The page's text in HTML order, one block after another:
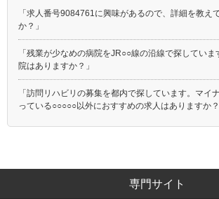
「求人番号9084761に興味があるので、詳細を教え
か？」
「残業が少なめの病院をJR○○線の沿線で探してい
院はありますか？」
「訪問リハビリの募集を都内で探しています。マイ
っている○○○○○以外におすすめの求人はありますか？
専門サイト